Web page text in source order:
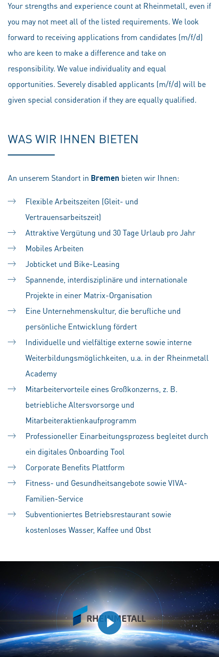
Your strengths and experience count at Rheinmetall, even if
you may not meet all of the listed requirements. We look
forward to receiving applications from candidates (m/f/d)
who are keen to make a difference and take on
responsibility. We value individuality and equal
opportunities. Severely disabled applicants (m/f/d) will be
given special consideration if they are equally qualified.
WAS WIR IHNEN BIETEN
An unserem Standort in Bremen bieten wir Ihnen:
Flexible Arbeitszeiten (Gleit- und
Vertrauensarbeitszeit)
Attraktive Vergütung und 30 Tage Urlaub pro Jahr
Mobiles Arbeiten
Jobticket und Bike-Leasing
Spannende, interdisziplinäre und internationale
Projekte in einer Matrix-Organisation
Eine Unternehmenskultur, die berufliche und
persönliche Entwicklung fördert
Individuelle und vielfältige externe sowie interne
Weiterbildungsmöglichkeiten, u.a. in der Rheinmetall
Academy
Mitarbeitervorteile eines Großkonzerns, z. B.
betriebliche Altersvorsorge und
Mitarbeiteraktienkaufprogramm
Professioneller Einarbeitungsprozess begleitet durch
ein digitales Onboarding Tool
Corporate Benefits Plattform
Fitness- und Gesundheitsangebote sowie VIVA-
Familien-Service
Subventioniertes Betriebsrestaurant sowie
kostenloses Wasser, Kaffee und Obst
Play